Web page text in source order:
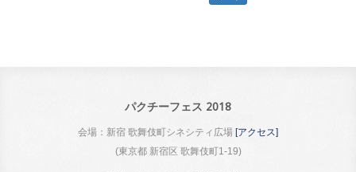
パクチーフェス 2018
会場：新宿 歌舞伎町シネシティ広場 [アクセス]
(東京都 新宿区 歌舞伎町1-19)